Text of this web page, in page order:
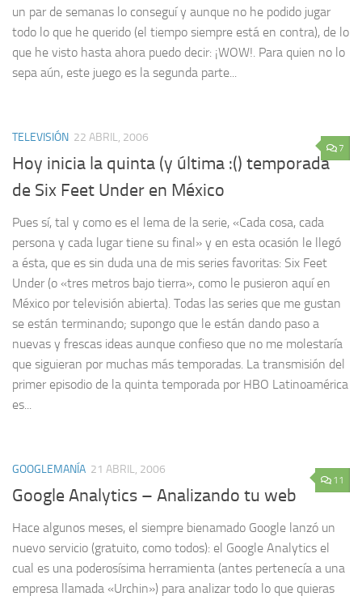
un par de semanas lo conseguí y aunque no he podido jugar
todo lo que he querido (el tiempo siempre está en contra), de lo
que he visto hasta ahora puedo decir: ¡WOW!. Para quien no lo
sepa aún, este juego es la segunda parte...
7
TELEVISIÓN 22 ABRIL, 2006
Hoy inicia la quinta (y última :() temporada
de Six Feet Under en México
Pues sí, tal y como es el lema de la serie, «Cada cosa, cada
persona y cada lugar tiene su final» y en esta ocasión le llegó
a ésta, que es sin duda una de mis series favoritas: Six Feet
Under (o «tres metros bajo tierra», como le pusieron aquí en
México por televisión abierta). Todas las series que me gustan
se están terminando; supongo que le están dando paso a
nuevas y frescas ideas aunque confieso que no me molestaría
que siguieran por muchas más temporadas. La transmisión del
primer episodio de la quinta temporada por HBO Latinoamérica
es...
11
GOOGLEMANÍA 21 ABRIL, 2006
Google Analytics – Analizando tu web
Hace algunos meses, el siempre bienamado Google lanzó un
nuevo servicio (gratuito, como todos): el Google Analytics el
cual es una poderosísima herramienta (antes pertenecía a una
empresa llamada «Urchin») para analizar todo lo que quieras